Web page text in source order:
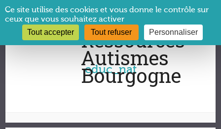
Vous êtes ici :CRA Bourgogne→educ_nat
educ_nat
Panneau de gestion des cookies
Ce site utilise des cookies et vous donne le contrôle sur
ceux que vous souhaitez activer
Tout accepter Tout refuser Personnaliser